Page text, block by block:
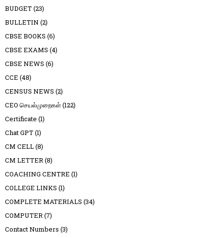
BUDGET(23)
BULLETIN (2)
CBSE BOOKS (6)
CBSE EXAMS (4)
CBSE NEWS (6)
CCE (48)
CENSUS NEWS (2)
CEO செயல்முறைகள்(122)
Certificate (1)
Chat GPT(1)
CM CELL(8)
CM LETTER(8)
COACHING CENTRE (1)
COLLEGE LINKS (1)
COMPLETE MATERIALS (34)
COMPUTER(7)
Contact Numbers (3)